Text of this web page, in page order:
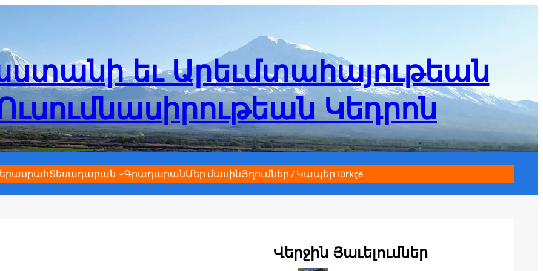
եւ Արեւմտահայութեան
Կեդրոն
Տեսադարան ԳրադարանՄեր մասինՅղումներ / ԿապերTürkçe
Վերջին Յաւելումներ